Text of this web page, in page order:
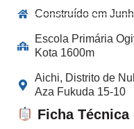
Construído em
Escola Primária
Kota 1600m
Aichi, Distrito de
Aza Fukuda 15-10
Ficha Técnica